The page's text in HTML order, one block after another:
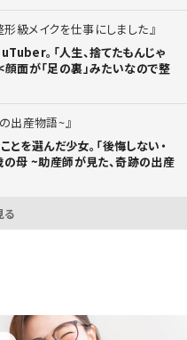
級メイクを仕事にしました
。「人生、捨てたもんじゃ
面が「足の裏」みたいなので整
出産物語~
とを選んだ少女。「後悔しない・
の母 ~助産師が見た、奇跡の出産
る